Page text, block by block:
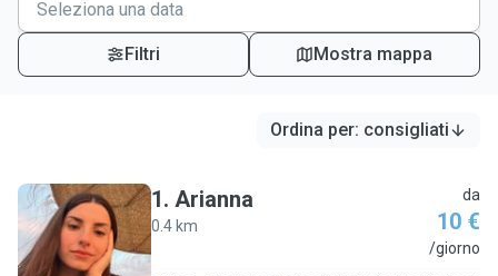
Filtri Mostra mappa
Ordina per: consigliati
A
1. Arianna
0.4 km
da
10 €
/giorno